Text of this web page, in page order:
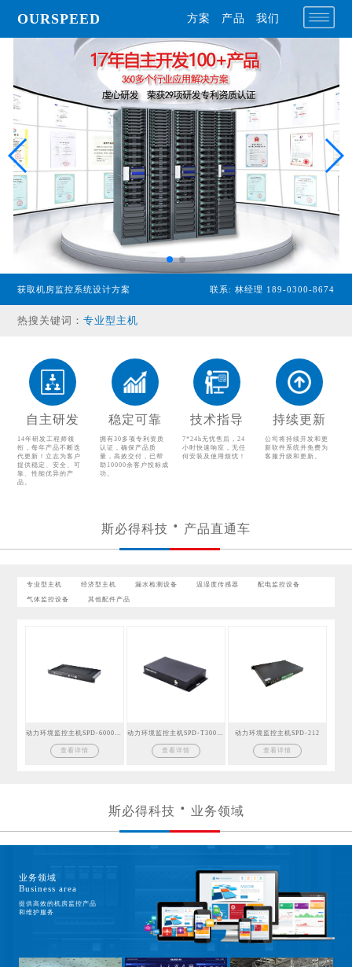
OURSPEED 方案 产品 我们
获取机房监控系统设计方案 联系: 林经理 189-0300-8674
热搜关键词：专业型主机
漏水检测设备
温湿度传感器
配电监控设备
气体监控设备
其他配件产品
自主研发
14年研发工程师领
衔，每年产品不断迭
代更新！立志为客户
提供稳定、安全、可
靠、性能优异的产
品。
稳定可靠
拥有30多项专利资质
认证，确保产品质
量，高效交付，已帮
助10000余客户投标成
功。
技术指导
7*24h无忧售后，24
小时快速响应，无任
何安装及使用烦忧！
持续更新
公司将持续开发和更
新软件系统并免费为
客服升级和更新。
斯必得科技 产品直通车
专业型主机 经济型主机 漏水检测设备 温湿度传感器 配电监控设备
气体监控设备 其他配件产品
查看详情 查看详情
动力环境监控主机SPD-212
查看详情
斯必得科技 业务领域
业务领域
Business area
提供高效的机房监控产品
和维护服务